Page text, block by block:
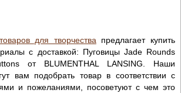
для творчества предлагает купить
с доставкой: Пуговицы Jade Rounds
от BLUMENTHAL LANSING. Наши
вам подобрать товар в соответствии с
и пожеланиями, посоветуют с чем это